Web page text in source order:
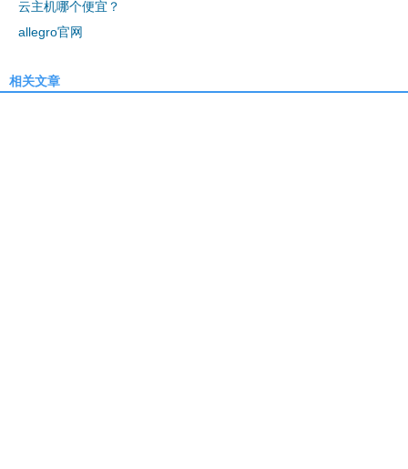
云主机哪个便宜？
allegro官网
相关文章